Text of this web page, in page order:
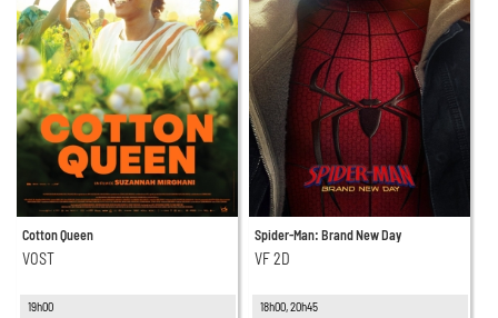
Cotton Queen
VOST
19h00
Spider-Man: Brand New Day
VF 2D
18h00, 20h45